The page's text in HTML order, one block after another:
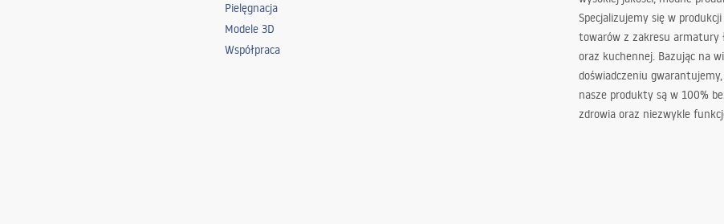
Pielęgnacja
Modele 3D
Współpraca
Specjalizujemy się w
towarów z zakresu armatury
oraz kuchennej. Bazując na
doświadczeniu
nasze produkty są w 100%
zdrowia oraz niezwykle